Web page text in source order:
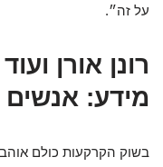
על זה״.
רונן אורן
מידע: אנשים
בשוק הקרקעות כולם